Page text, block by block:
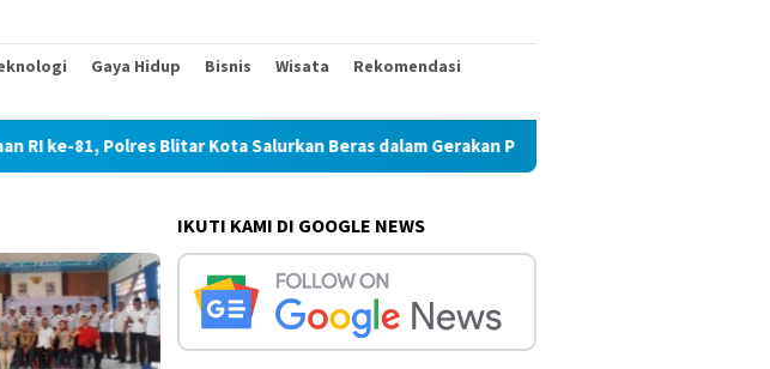
Gaya Hidup Bisnis Wisata
Rekomendasi
81, Polres Blitar Kota Salurkan Beras dalam Gerakan Pangan Murah
IKUTI KAMI DI GOOGLE NEWS